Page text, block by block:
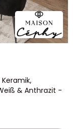
& Anthrazit -